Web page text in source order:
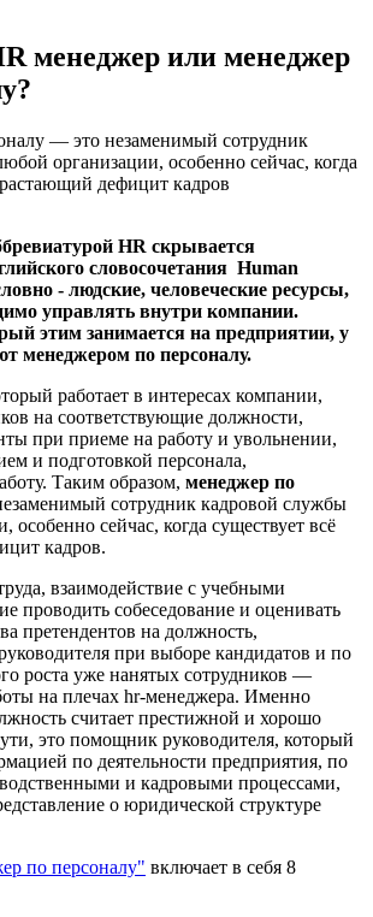
менеджер или менеджер
— это незаменимый сотрудник
организации, особенно сейчас, когда
дефицит кадров
HR скрывается
словосочетания Human
- людские, человеческие ресурсы,
управлять внутри компании.
этим занимается на предприятии, у
менеджером по персоналу.
работает в интересах компании,
на соответствующие должности,
при приеме на работу и увольнении,
и подготовкой персонала,
Таким образом, менеджер по
сотрудник кадровой службы
особенно сейчас, когда существует всё
кадров.
взаимодействие с учебными
проводить собеседование и оценивать
претендентов на должность,
при выборе кандидатов и по
роста уже нанятых сотрудников —
на плечах hr-менеджера. Именно
считает престижной и хорошо
это помощник руководителя, который
по деятельности предприятия, по
и кадровыми процессами,
о юридической структуре
по персоналу" включает в себя 8